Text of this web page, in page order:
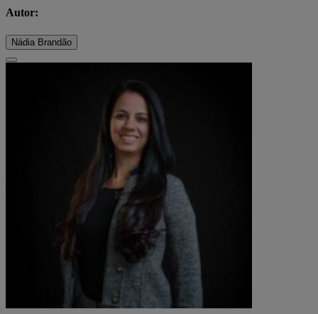
Autor:
Nádia Brandão